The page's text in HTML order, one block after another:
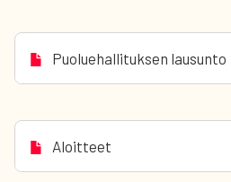
Puoluehallituksen lausunto
Aloitteet